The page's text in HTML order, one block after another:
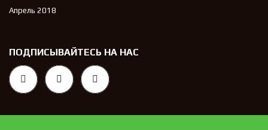
Апрель 2018
ПОДПИСЫВАЙТЕСЬ НА НАС